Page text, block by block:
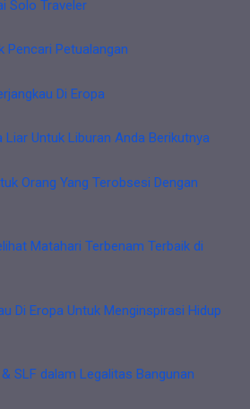
Solo Traveler
Pencari Petualangan
Di Eropa
Untuk Liburan Anda Berikutnya
Orang Yang Terobsesi Dengan
Matahari Terbenam Terbaik di
Di Eropa Untuk Menginspirasi Hidup
SLF dalam Legalitas Bangunan